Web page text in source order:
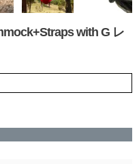
with G レ